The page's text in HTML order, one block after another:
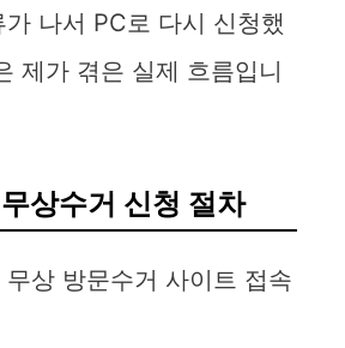
나서 PC로 다시 신청했
제가 겪은 실제 흐름입니
상수거 신청 절차
무상 방문수거 사이트 접속